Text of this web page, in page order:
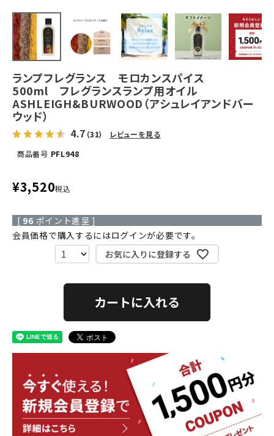
ランプフレグランス モロカンスパイス
500ml フレグランスランプ用オイル
ASHLEIGH&BURWOOD（アシュレイアンドバー
ウッド）
4.7 （31）
レビューを見る
商品番号 PFL948
¥3,520税込
[ 96 ポイント進呈 ]
会員価格で購入するにはログインが必要です。
お気に入りに登録する
カートに入れる